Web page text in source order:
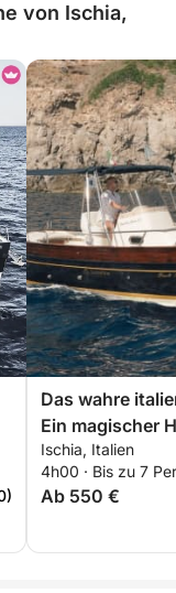
von Ischia,
Das wahre
Ein magischer
Ischia, Italien
4h00 · Bis zu 7
Ab 550 €